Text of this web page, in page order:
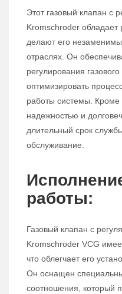
Этот газовый клапан с
Kromschroder
делают его
отраслях. Он
регулирования
оптимизировать
работы системы. Кроме
надежностью и
длительный срок
обслуживание.
работы:
Газовый клапан с
Kromschroder VCG
что облегчает его
Он оснащен
соотношения, который